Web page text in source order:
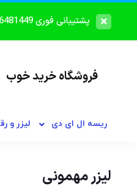
پشتیبانی فوری 09356481449
فروشگاه خرید خوب
ریسه ال ای دی لیزر و
لیزر مهمونی